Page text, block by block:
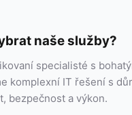
naše služby?
specialisté s
komplexní IT řešení s
bezpečnost a výkon.